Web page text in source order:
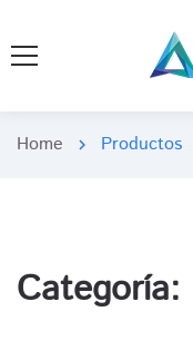
Home chevron_right Productos
Categoría: